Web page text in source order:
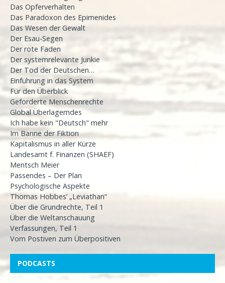
Das Opferverhalten
Das Paradoxon des Epimenides
Das Wesen der Gewalt
Der Esau-Segen
Der rote Faden
Der systemrelevante Junkie
Der Tod der Deutschen…
Einführung in das System
Für den Überblick
Geforderte Menschenrechte
Global Überlagerndes
Ich habe kein "Deutsch" mehr
Im Banne der Fiktion
Kapitalismus in aller Kürze
Landesamt f. Finanzen (SHAEF)
Mentsch Meier
Passendes – Der Plan
Psychologische Aspekte
Thomas Hobbes’ „Leviathan“
Über die Grundrechte, Teil 1
Über die Weltanschauung
Verfassungen, Teil 1
Vom Postiven zum Überpositiven
PODCASTS